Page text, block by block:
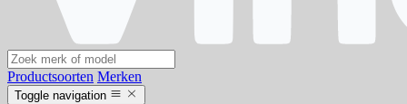
Productsoorten Merken
Toggle navigation